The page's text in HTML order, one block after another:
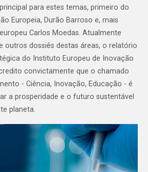
para estes temas, primeiro do
Europeia, Durão Barroso e, mais
Carlos Moedas. Atualmente
outros dossiês destas áreas, o relatório
do Instituto Europeu de Inovação
convictamente que o chamado
- Ciência, Inovação, Educação - é
a prosperidade e o futuro sustentável
planeta.